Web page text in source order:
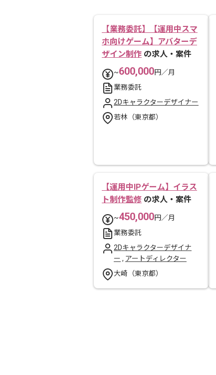
【業務委託】【運用中スマ
ホ向けゲーム】アバターデ
ザイン制作 の求人・案件
~600,000円／月
業務委託
2Dキャラクターデザイナー
若林（東京都）
【運用中IPゲーム】イラス
ト制作監修 の求人・案件
~450,000円／月
業務委託
2Dキャラクターデザイナ
ー , アートディレクター
大崎（東京都）